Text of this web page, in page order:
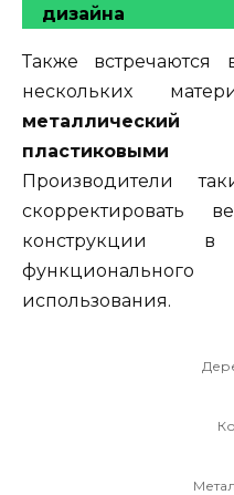
дизайна
Также встречаются
нескольких
металлический
Производители
скорректировать
конструкции
использования.